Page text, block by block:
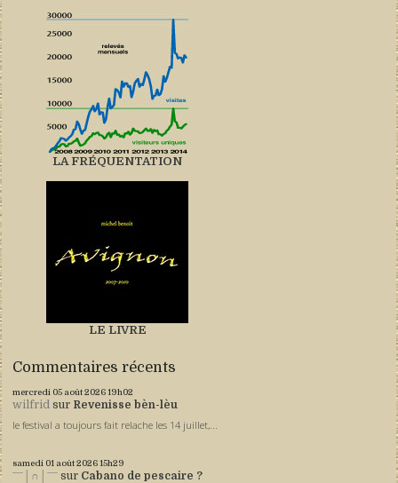
LA FRÉQUENTATION
LE LIVRE
Commentaires récents
mercredi 05 août 202619h02
wilfrid sur Revenisse bèn-lèu
le festival a toujours fait relache les 14 juillet,...
samedi 01 août 202615h29
ˉˉˉ│∩│ˉˉˉ sur Cabano de pescaire ?